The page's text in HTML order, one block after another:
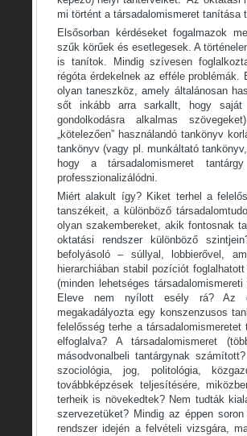
mi történt a társadalomismeret tanítása
Elsősorban kérdéseket fogalmazok
szűk körűek és esetlegesek. A
is tanítok. Mindig szívesen
régóta érdekelnek az efféle
olyan taneszköz, amely általánosan
sőt inkább arra sarkallt, hogy saját
gondolkodásra alkalmas
„kötelezően” használandó tankönyv
tankönyv (vagy pl. munkáltató
hogy a társadalomismeret
professzionalizálódni.
Miért alakult így? Kiket terhel a
tanszékeit, a különböző
olyan szakembereket, akik fontosnak
oktatási rendszer különböző
befolyásoló – súllyal, lobbierővel,
hierarchiában stabil pozíciót
(minden lehetséges
Eleve nem nyílott esély rá? Az
megakadályozta egy konszenzusos
felelősség terhe a
elfoglalva? A társadalomismeret
másodvonalbeli tantárgynak
szociológia, jog, politológia,
továbbképzések teljesítésére,
terheik is növekedtek? Nem tudták
szervezetüket? Mindig az éppen
rendszer idején a felvételi vizsgára,